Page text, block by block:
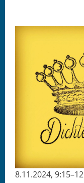
8.11.2024,